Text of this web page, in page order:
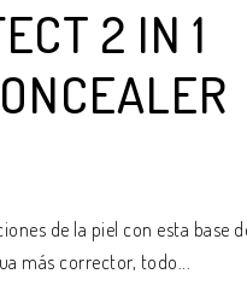
2 IN 1
de la piel con esta base
más corrector, todo...